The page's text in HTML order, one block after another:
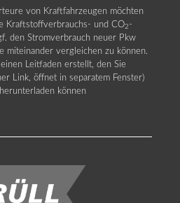
von Kraftfahrzeugen möchten
Kraftstoffverbrauchs- und CO2 -
den Stromverbrauch neuer Pkw
miteinander vergleichen zu können.
Leitfaden erstellt, den Sie
Link, öffnet in separatem Fenster)
können